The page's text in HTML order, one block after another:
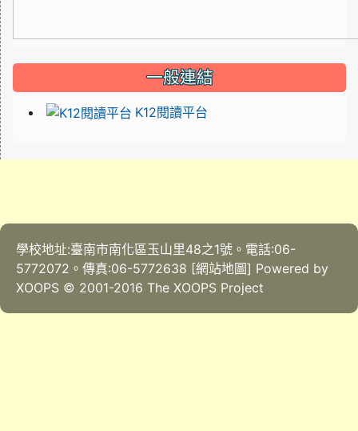
一般連結
K12閱讀平台
學校地址:臺南市南化區玉山里48之1號。電話:06-
5772072。傳真:06-5772638 [網站地圖] Powered by
XOOPS © 2001-2016 The XOOPS Project